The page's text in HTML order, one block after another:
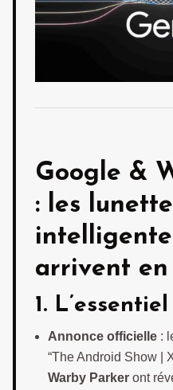
Google &
: les
arrivent en
1. L’essentiel
Annonce officielle :
“The Android Show |
Warby Parker ont